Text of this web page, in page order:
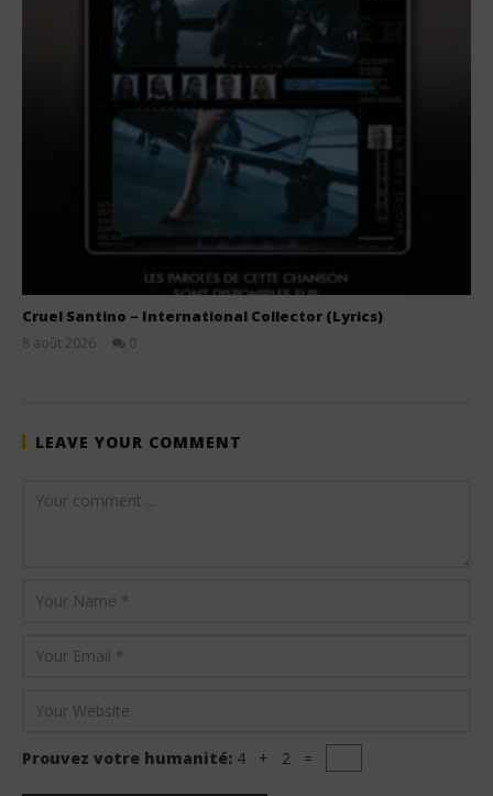
Cruel Santino – International Collector (Lyrics)
8 août 2026
0
LEAVE YOUR COMMENT
Prouvez votre humanité: 4 + 2 =